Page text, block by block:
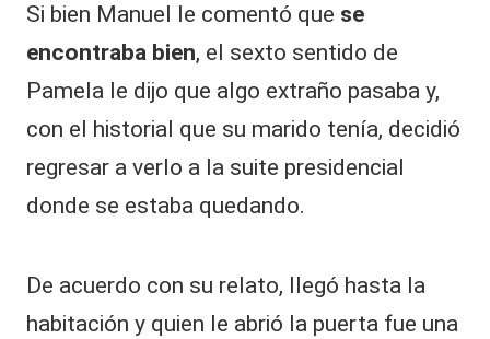
Si bien Manuel le comentó que se
encontraba bien, el sexto sentido de
Pamela le dijo que algo extraño pasaba y,
con el historial que su marido tenía, decidió
regresar a verlo a la suite presidencial
donde se estaba quedando.
De acuerdo con su relato, llegó hasta la
habitación y quien le abrió la puerta fue una